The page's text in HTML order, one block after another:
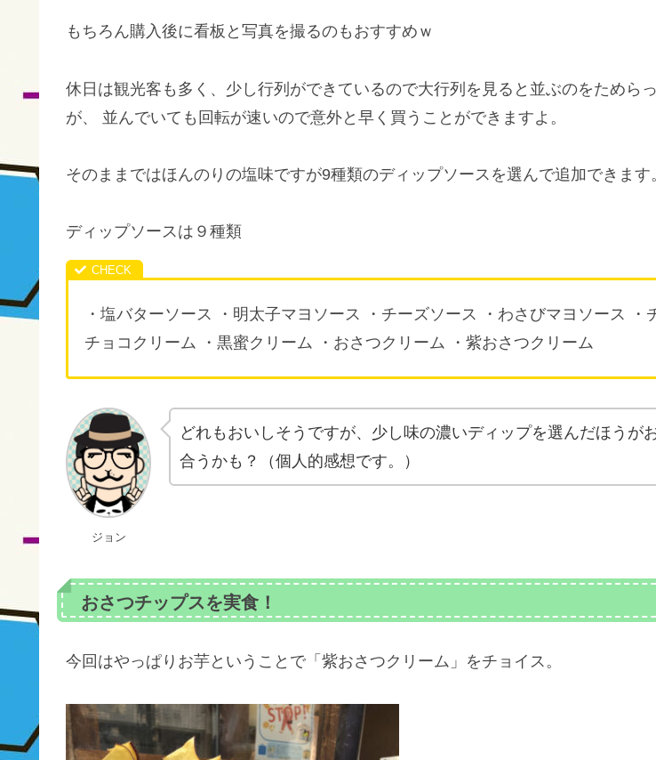
もちろん購入後に看板と写真を撮るのもおすすめｗ
休日は観光客も多く、少し行列ができているので大行列を見ると並ぶのをためら
が、 並んでいても回転が速いので意外と早く買うことができますよ。
そのままではほんのりの塩味ですが9種類のディップソースを選んで追加できます
ディップソースは９種類
・塩バターソース ・明太子マヨソース ・チーズソース ・わさびマヨソース ・
チョコクリーム ・黒蜜クリーム ・おさつクリーム ・紫おさつクリーム
ジョン
どれもおいしそうですが、少し味の濃いディップを選んだほうが
合うかも？（個人的感想です。）
おさつチップスを実食！
今回はやっぱりお芋ということで「紫おさつクリーム」をチョイス。